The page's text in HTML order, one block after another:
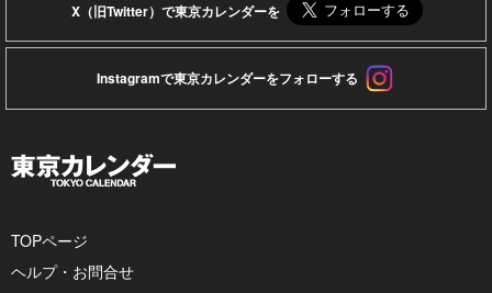
X（旧Twitter）で東京カレンダーを
Instagramで東京カレンダーをフォローする
TOPページ
ヘルプ・お問合せ